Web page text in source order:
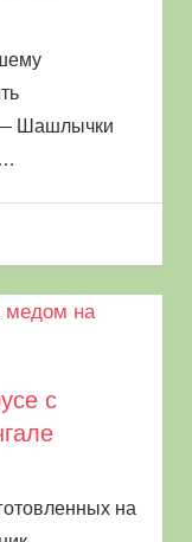
— Шашлычки
…
с
на